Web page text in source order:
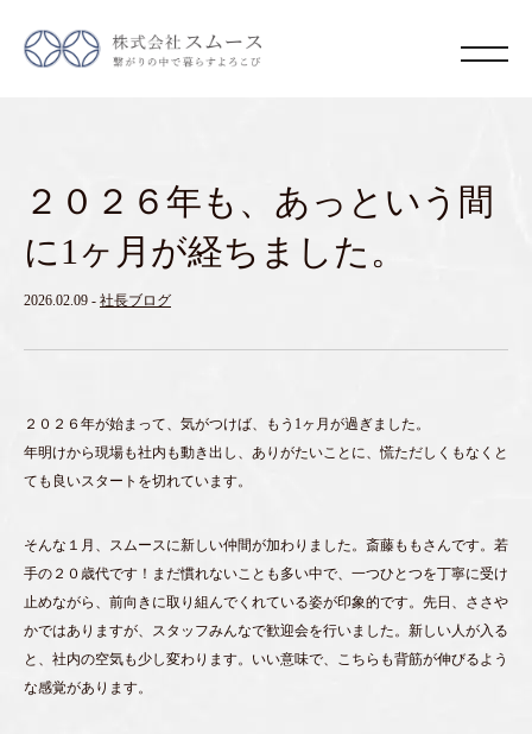
２０２６年も、あっという間
に1ヶ月が経ちました。
2026.02.09 - 社長ブログ
２０２６年が始まって、気がつけば、もう1ヶ月が過ぎました。
年明けから現場も社内も動き出し、ありがたいことに、慌ただしくもなくと
ても良いスタートを切れています。
そんな１月、スムースに新しい仲間が加わりました。斎藤ももさんです。若
手の２０歳代です！まだ慣れないことも多い中で、一つひとつを丁寧に受け
止めながら、前向きに取り組んでくれている姿が印象的です。先日、ささや
かではありますが、スタッフみんなで歓迎会を行いました。新しい人が入る
と、社内の空気も少し変わります。いい意味で、こちらも背筋が伸びるよう
な感覚があります。